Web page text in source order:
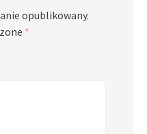
opublikowany.
*